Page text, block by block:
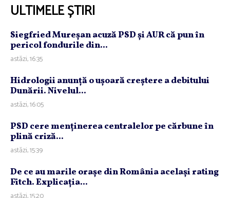
ULTIMELE ȘTIRI
Siegfried Mureşan acuză PSD şi AUR că pun în
pericol fondurile din...
astăzi, 16:35
Hidrologii anunţă o uşoară creştere a debitului
Dunării. Nivelul...
astăzi, 16:05
PSD cere menţinerea centralelor pe cărbune în
plină criză...
astăzi, 15:39
De ce au marile oraşe din România acelaşi rating
Fitch. Explicaţia...